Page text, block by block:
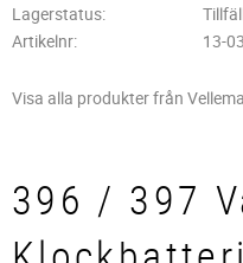
Lagerstatus
Artikelnr
13-
Visa alla produkter från
396 / 397